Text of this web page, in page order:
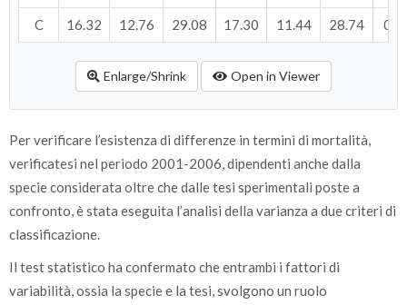
C 16.32 12.76 29.08 17.30 11.44 28.74
Enlarge/Shrink Open in Viewer
Per verificare l’esistenza di differenze in termini di mortalità,
verificatesi nel periodo 2001-2006, dipendenti anche dalla
specie considerata oltre che dalle tesi sperimentali poste a
confronto, è stata eseguita l’analisi della varianza a due criteri di
classificazione.
Il test statistico ha confermato che entrambi i fattori di
variabilità, ossia la specie e la tesi, svolgono un ruolo